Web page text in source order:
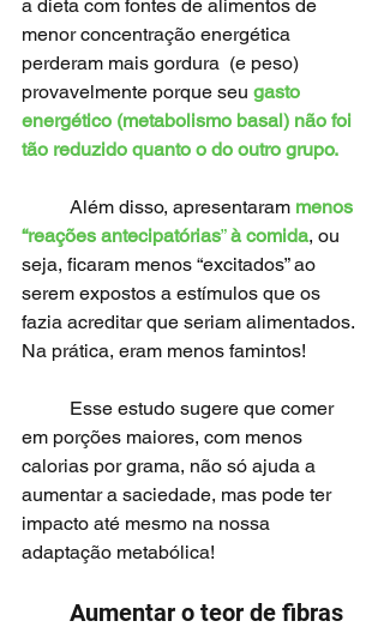
a dieta com fontes de alimentos de
menor concentração energética
perderam mais gordura  (e peso)
provavelmente porque seu gasto
energético (metabolismo basal) não foi
tão reduzido quanto o do outro grupo.
	Além disso, apresentaram
menos
“reações antecipatórias” à comida, ou
seja, ficaram menos “excitados” ao
serem expostos a estímulos que os
fazia acreditar que seriam alimentados.
Na prática, eram menos famintos!
em porções maiores, com menos
calorias por grama, não só ajuda a
aumentar a saciedade, mas pode ter
impacto até mesmo na nossa
adaptação metabólica!